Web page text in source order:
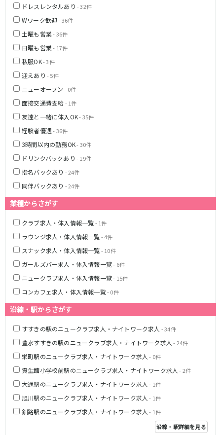
ドレスレンタルあり - 32件
Wワーク歓迎- 36件
土曜も営業- 36件
日曜も営業- 17件
私服OK- 3件
迎えあり - 5件
ニューオープン - 0件
面接交通費支給- 1件
友達と一緒に体入OK- 35件
経験者優遇- 36件
3時間以内の勤務OK- 30件
ドリンクバックあり - 19件
指名バックあり - 24件
同伴バックあり - 24件
業種からさがす
クラブ求人・体入情報一覧- 1件
ラウンジ求人・体入情報一覧- 4件
スナック求人・体入情報一覧- 10件
ガールズバー求人・体入情報一覧- 6件
ニュークラブ求人・体入情報一覧- 15件
コンカフェ求人・体入情報一覧- 0件
沿線・駅からさがす
すすきの駅のニュークラブ求人・ナイトワーク求人 - 34件
豊水すすきの駅のニュークラブ求人・ナイトワーク求人 - 24件
栄町駅のニュークラブ求人・ナイトワーク求人 - 0件
資生館小学校前駅のニュークラブ求人・ナイトワーク求人 - 2件
大通駅のニュークラブ求人・ナイトワーク求人 - 1件
旭川駅のニュークラブ求人・ナイトワーク求人 - 1件
釧路駅のニュークラブ求人・ナイトワーク求人 - 1件
沿線・駅詳細を見る